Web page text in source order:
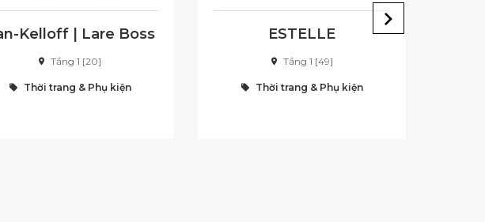
Kelloff | Lare Boss
Tầng 1 [20]
Thời trang & Phụ kiện
ESTELLE
Tầng 1 [49]
Thời trang & Phụ kiện